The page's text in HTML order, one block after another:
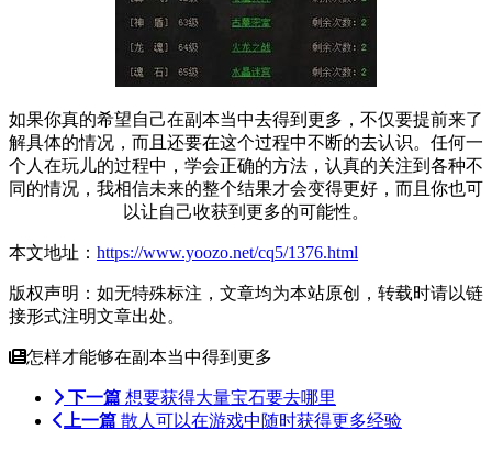
如果你真的希望自己在副本当中去得到更多，不仅要提前来了
解具体的情况，而且还要在这个过程中不断的去认识。任何一
个人在玩儿的过程中，学会正确的方法，认真的关注到各种不
同的情况，我相信未来的整个结果才会变得更好，而且你也可
以让自己收获到更多的可能性。
本文地址： https://www.yoozo.net/cq5/1376.html
版权声明：如无特殊标注，文章均为本站原创，转载时请以链
接形式注明文章出处。
怎样才能够在副本当中得到更多
下一篇 想要获得大量宝石要去哪里
上一篇 散人可以在游戏中随时获得更多经验